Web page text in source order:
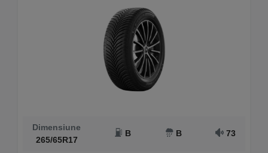
Dimensiune
265/65R17
B B 73